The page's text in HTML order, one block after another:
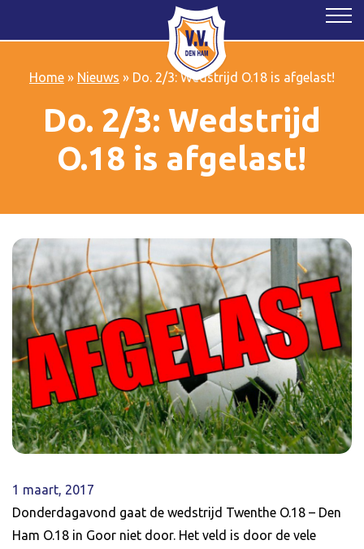
Home» Nieuws » Do. 2/3: Wedstrijd O.18 is afgelast!
Do. 2/3: Wedstrijd
O.18 is afgelast!
1 maart, 2017
Donderdagavond gaat de wedstrijd Twenthe O.18 – Den
Ham O.18 in Goor niet door. Het veld is door de vele